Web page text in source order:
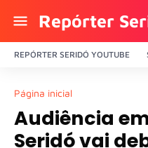
Repórter
REPÓRTER SERIDÓ YOUTUBE
Página inicial
Audiência
Seridó vai